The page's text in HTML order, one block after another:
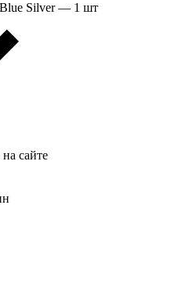
Blue Silver — 1 шт
сайте